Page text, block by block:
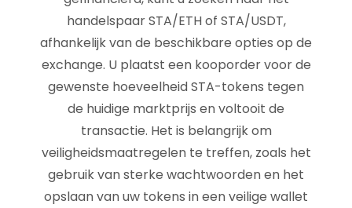
handelspaar STA/ETH of STA/USDT,
afhankelijk van de beschikbare opties op de
exchange. U plaatst een kooporder voor de
gewenste hoeveelheid STA-tokens tegen
de huidige marktprijs en voltooit de
transactie. Het is belangrijk om
veiligheidsmaatregelen te treffen, zoals het
gebruik van sterke wachtwoorden en het
opslaan van uw tokens in een veilige wallet